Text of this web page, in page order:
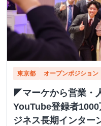
東京都 オープンポジション
◤マーケから営業・
YouTube登録者
ジネス長期インター